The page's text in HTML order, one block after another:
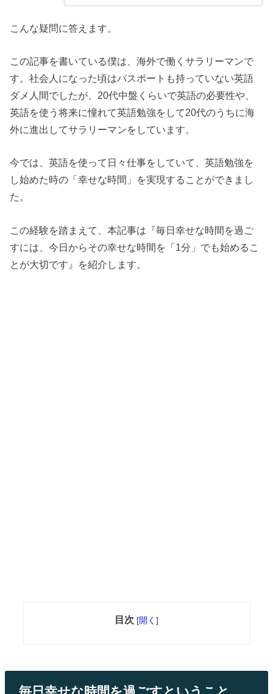
こんな疑問に答えます。
この記事を書いている僕は、海外で働くサラリーマンで
す。社会人になった頃はパスポートも持っていない英語
ダメ人間でしたが、20代中盤くらいで英語の必要性や、
英語を使う将来に憧れて英語勉強をして20代のうちに海
外に進出してサラリーマンをしています。
今では、英語を使って日々仕事をしていて、英語勉強を
し始めた時の「幸せな時間」を実現することができまし
た。
この経験を踏まえて、本記事は『毎日幸せな時間を過ご
すには、今日からその幸せな時間を「1分」でも始めるこ
とが大切です』を紹介します。
目次 [開く ]